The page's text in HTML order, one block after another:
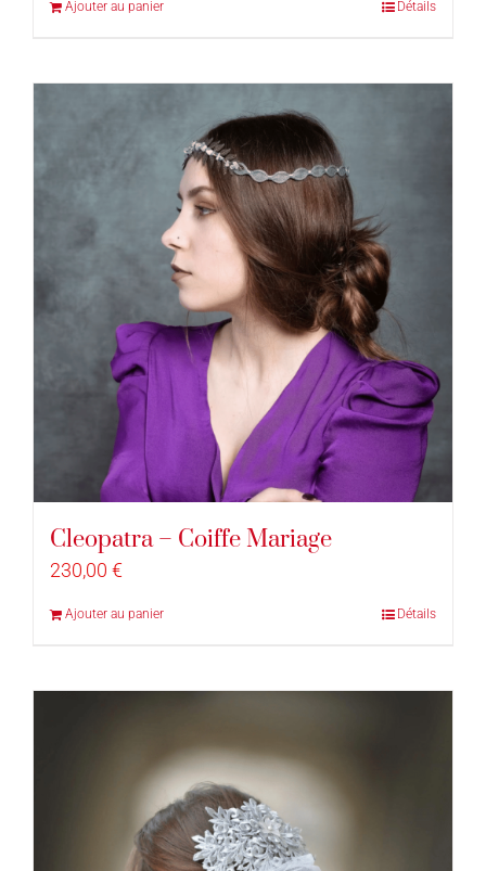
Ajouter au panier Détails
Cleopatra – Coiffe Mariage
230,00 €
Ajouter au panier Détails